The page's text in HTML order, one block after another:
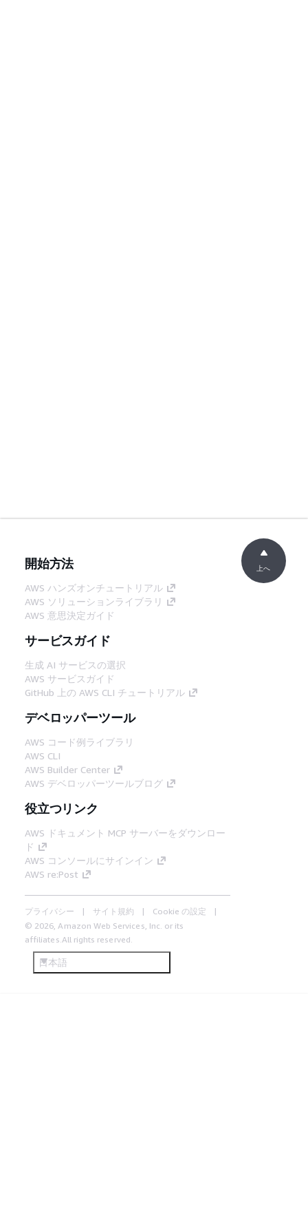
開始方法
AWS ハンズオンチュートリアル
AWS ソリューションライブラリ
AWS 意思決定ガイド
サービスガイド
生成 AI サービスの選択
AWS サービスガイド
GitHub 上の AWS CLI チュートリアル
デベロッパーツール
AWS コード例ライブラリ
AWS CLI
AWS Builder Center
AWS デベロッパーツールブログ
役立つリンク
AWS ドキュメント MCP サーバーをダウンロー
ド
AWS コンソールにサインイン
AWS re:Post
プライバシー サイト規約
Cookie の設定
© 2026, Amazon Web Services, Inc. or its
affiliates.All rights reserved.
日本語
上へ